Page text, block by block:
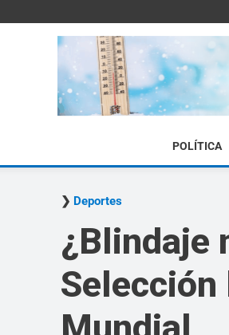
POLÍTICA
Deportes
¿Blindaje